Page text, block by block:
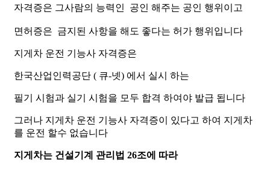
자격증은 그사람의 능력인 공인 해주는 공인 행위이고
면허증은 금지된 사항을 해도 좋다는 허가 행위입니다
지게차 운전 기능사 자격증은
한국산업인력공단 ( 큐-넷) 에서 실시 하는
필기 시험과 실기 시험을 모두 합격 하여야 발급 됩니다
그러나 지게차 운전 기능사 자격증이 있다고 하여 지게차
를 운전 할수 없습니다
지게차는 건설기계 관리법 26조에 따라